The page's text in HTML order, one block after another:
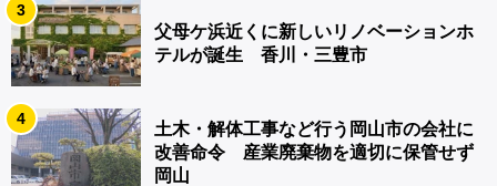
3
父母ケ浜近くに新しいリノベーションホ
テルが誕生 香川・三豊市
4
土木・解体工事など行う岡山市の会社に
改善命令 産業廃棄物を適切に保管せず
岡山